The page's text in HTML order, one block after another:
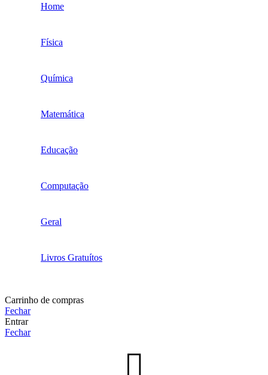
Home
Física
Química
Matemática
Educação
Computação
Geral
Livros Gratuítos
Carrinho de compras
Fechar
Entrar
Fechar